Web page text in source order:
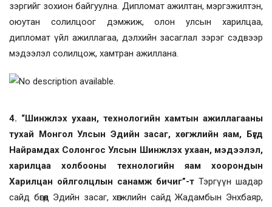
зэргийг зохион байгуулна. Дипломат ажилтан, мэргэжилтэн,
оюутан солилцоог дэмжиж, олон улсын харилцаа,
дипломат үйл ажиллагаа, дэлхийн засаглал зэрэг сэдвээр
мэдээлэл солилцож, хамтран ажиллана.
4. “Шинжлэх ухаан, технологийн хамтын ажиллагааны
тухай Монгол Улсын Эдийн засаг, хөгжлийн яам, Бүгд
Найрамдах Солонгос Улсын Шинжлэх ухаан, мэдээлэл,
харилцаа холбооны технологийн яам хоорондын
Харилцан ойлголцлын санамж бичиг”-т Тэргүүн шадар
сайд бөгөөд Эдийн засаг, хөгжлийн сайд Жадамбын Энхбаяр,